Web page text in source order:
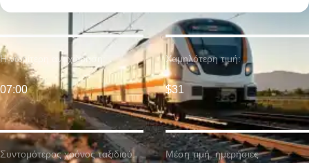
Συντομότερος χρόνος ταξιδιού:
Η νωρίτερη αναχώρηση:
07:00
Χαμηλότερη τιμή:
$31
Μέση τιμή. ημερήσιες